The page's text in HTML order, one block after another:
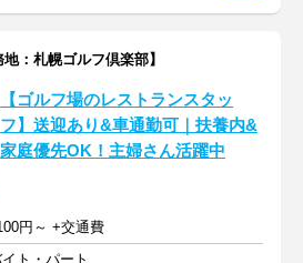
：札幌ゴルフ倶楽部】
【ゴルフ場のレストランスタッ
フ】送迎あり&車通勤可｜扶養内&
家庭優先OK！主婦さん活躍中
円～ +交通費
ト・パート